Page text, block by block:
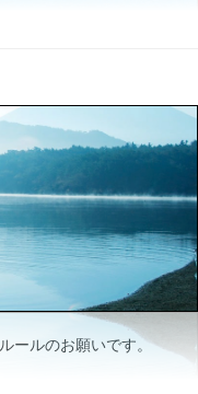
ールのお願いです。